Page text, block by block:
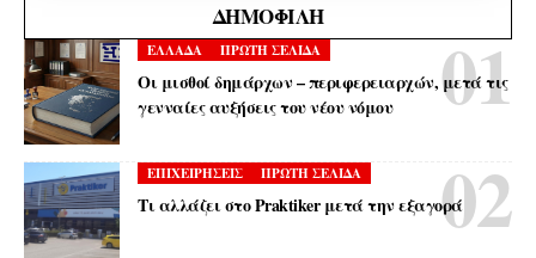
ΔΗΜΟΦΙΛΉ
ΕΛΛΑΔΑ ΠΡΩΤΗ ΣΕΛΙΔΑ
Οι μισθοί δημάρχων – περιφερειαρχών, μετά τις
γενναίες αυξήσεις του νέου νόμου
ΕΠΙΧΕΙΡΗΣΕΙΣ ΠΡΩΤΗ ΣΕΛΙΔΑ
Τι αλλάζει στο Praktiker μετά την εξαγορά